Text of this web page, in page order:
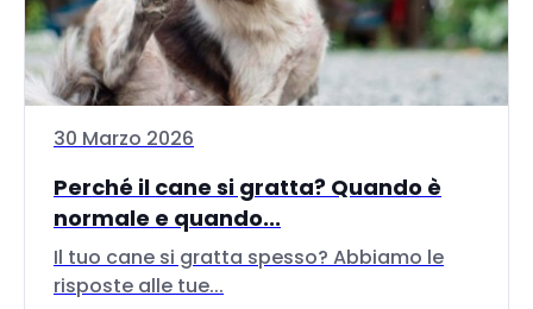
30 Marzo 2026
Perché il cane si gratta? Quando è
normale e quando...
Il tuo cane si gratta spesso? Abbiamo le
risposte alle tue...